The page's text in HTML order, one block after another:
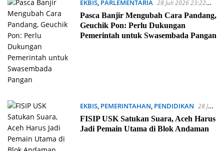
EKBIS, PARLEMENTARIA 28 Juli 2026 23:22
WIB
Pasca Banjir Mengubah Cara Pandang,
Geuchik Pon: Perlu Dukungan
Pemerintah untuk Swasembada Pangan
EKBIS, PEMERINTAHAN, PENDIDIKAN 28 Juli
2026 22:36 WIB
FISIP USK Satukan Suara, Aceh Harus
Jadi Pemain Utama di Blok Andaman